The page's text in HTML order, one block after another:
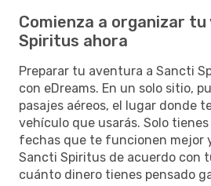
Comienza a organizar
Spiritus ahora
Preparar tu aventura a Sancti
con eDreams. En un solo sitio,
pasajes aéreos, el lugar donde
vehículo que usarás. Solo
fechas que te funcionen mejor
Sancti Spiritus de acuerdo con
cuánto dinero tienes pensado